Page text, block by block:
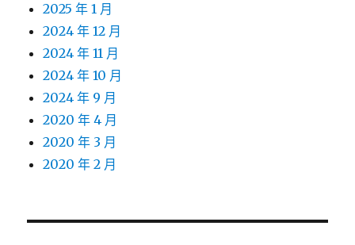
2025 年 1 月
2024 年 12 月
2024 年 11 月
2024 年 10 月
2024 年 9 月
2020 年 4 月
2020 年 3 月
2020 年 2 月